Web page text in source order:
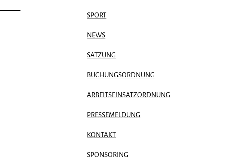
Save the Date:
Tennisfreizeit 2026SPORT
NEWS
SATZUNG
BUCHUNGSORDNUNG
ARBEITSEINSATZORDNUNG
PRESSEMELDUNG
KONTAKT
SPONSORING